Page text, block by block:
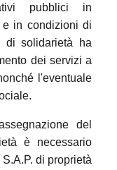
pubblici in
e in condizioni di
di solidarietà ha
dei servizi a
l'eventuale
del
è necessario
di proprietà